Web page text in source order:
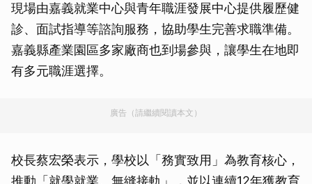
現場由嘉義就業中心與青年職涯發展中心提供履歷健
診、面試指導等諮詢服務，協助學生完善求職準備。
嘉義縣產業園區多家廠商也到場參與，讓學生在地即
有多元職涯選擇。
廣告（請繼續閱讀本文）
校長蔡宏榮表示，學校以「務實致用」為教育核心，